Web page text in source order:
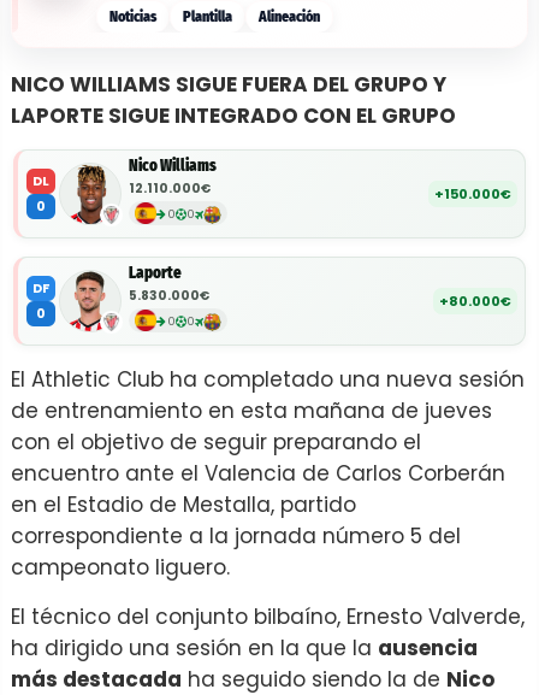
Noticias Plantilla Alineación
NICO WILLIAMS SIGUE FUERA DEL GRUPO Y
LAPORTE SIGUE INTEGRADO CON EL GRUPO
DL
0
Nico Williams
12.110.000€
0 0
+150.000€
DF
0
Laporte
5.830.000€
0 0
+80.000€
El Athletic Club ha completado una nueva sesión
de entrenamiento en esta mañana de jueves
con el objetivo de seguir preparando el
encuentro ante el Valencia de Carlos Corberán
en el Estadio de Mestalla, partido
correspondiente a la jornada número 5 del
campeonato liguero.
El técnico del conjunto bilbaíno, Ernesto Valverde,
ha dirigido una sesión en la que la ausencia
más destacada ha seguido siendo la de Nico